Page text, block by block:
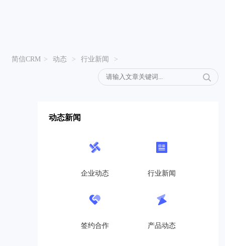
简信CRM > 动态 > 行业新闻 >
动态新闻
企业动态 行业新闻
签约合作 产品动态